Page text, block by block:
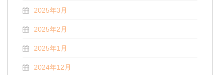
2025年3月
2025年2月
2025年1月
2024年12月